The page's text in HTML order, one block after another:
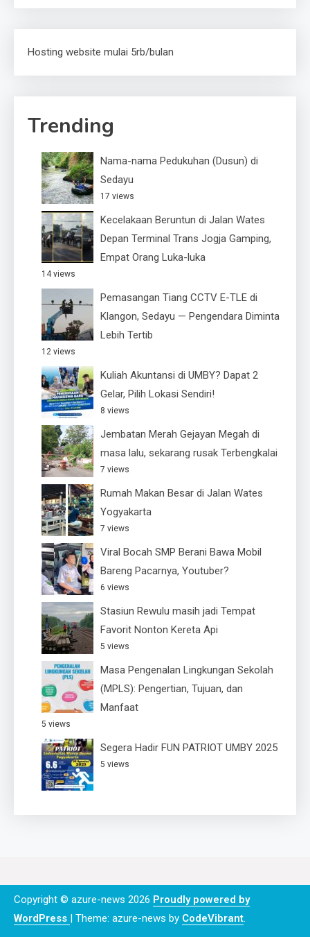
Hosting website mulai 5rb/bulan
Trending
Nama-nama Pedukuhan (Dusun) di
Sedayu
17 views
Kecelakaan Beruntun di Jalan Wates
Depan Terminal Trans Jogja Gamping,
Empat Orang Luka-luka
14 views
Pemasangan Tiang CCTV E-TLE di
Klangon, Sedayu — Pengendara Diminta
Lebih Tertib
12 views
Kuliah Akuntansi di UMBY? Dapat 2
Gelar, Pilih Lokasi Sendiri!
8 views
Jembatan Merah Gejayan Megah di
masa lalu, sekarang rusak Terbengkalai
7 views
Rumah Makan Besar di Jalan Wates
Yogyakarta
7 views
Viral Bocah SMP Berani Bawa Mobil
Bareng Pacarnya, Youtuber?
6 views
Stasiun Rewulu masih jadi Tempat
Favorit Nonton Kereta Api
5 views
Masa Pengenalan Lingkungan Sekolah
(MPLS): Pengertian, Tujuan, dan
Manfaat
5 views
Segera Hadir FUN PATRIOT UMBY 2025
5 views
Copyright © azure-news 2026 Proudly powered by
WordPress | Theme: azure-news by CodeVibrant.